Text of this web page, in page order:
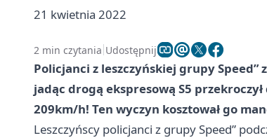
21 kwietnia 2022
2 min czytania Udostępnij
Policjanci z leszczyńskiej grupy
jadąc drogą ekspresową S5
209km/h! Ten wyczyn kosztował go
Leszczyńscy policjanci z grupy Speed”